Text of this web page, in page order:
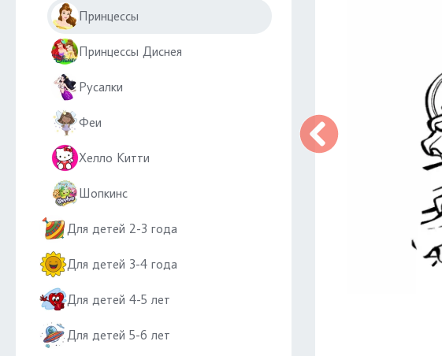
Принцессы
Принцессы Диснея
Русалки
Феи
Хелло Китти
Шопкинс
Для детей 2-3 года
Для детей 3-4 года
Для детей 4-5 лет
Для детей 5-6 лет